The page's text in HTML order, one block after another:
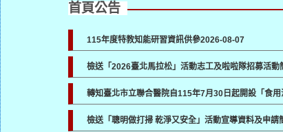
首頁公告
115年度特教知能研習資訊供參2026-08-07
檢送「2026臺北馬拉松」活動志工及啦啦隊招募活
轉知臺北市立聯合醫院自115年7月30日起開設「食
檢送「聰明做打掃 乾淨又安全」活動宣導資料及申請